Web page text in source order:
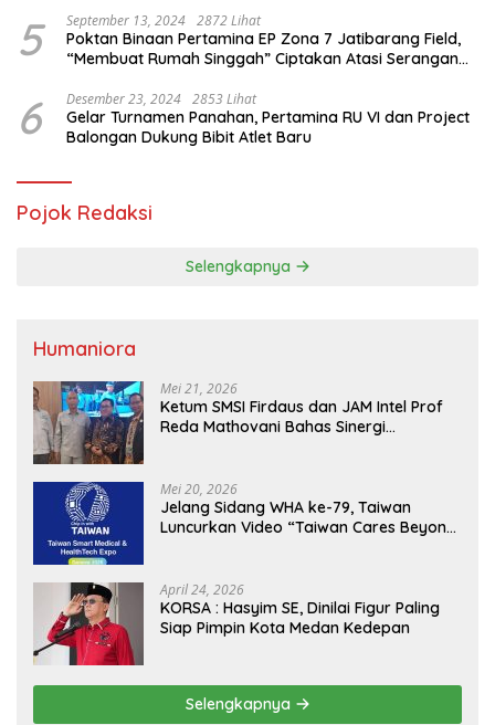
5 September 13, 2024 2872 Lihat
Poktan Binaan Pertamina EP Zona 7 Jatibarang Field,
“Membuat Rumah Singgah” Ciptakan Atasi Serangan
6 Desember 23, 2024 2853 Lihat
Gelar Turnamen Panahan, Pertamina RU VI dan Project
Balongan Dukung Bibit Atlet Baru
Pojok Redaksi
Selengkapnya
Humaniora
Mei 21, 2026
Ketum SMSI Firdaus dan JAM Intel Prof
Reda Mathovani Bahas Sinergi
MBG, Perkuat Pengawasan Program
Pemerintah
Mei 20, 2026
Jelang Sidang WHA ke-79, Taiwan
Luncurkan Video “Taiwan Cares Beyond
April 24, 2026
KORSA : Hasyim SE, Dinilai Figur Paling
Siap Pimpin Kota Medan Kedepan
Selengkapnya